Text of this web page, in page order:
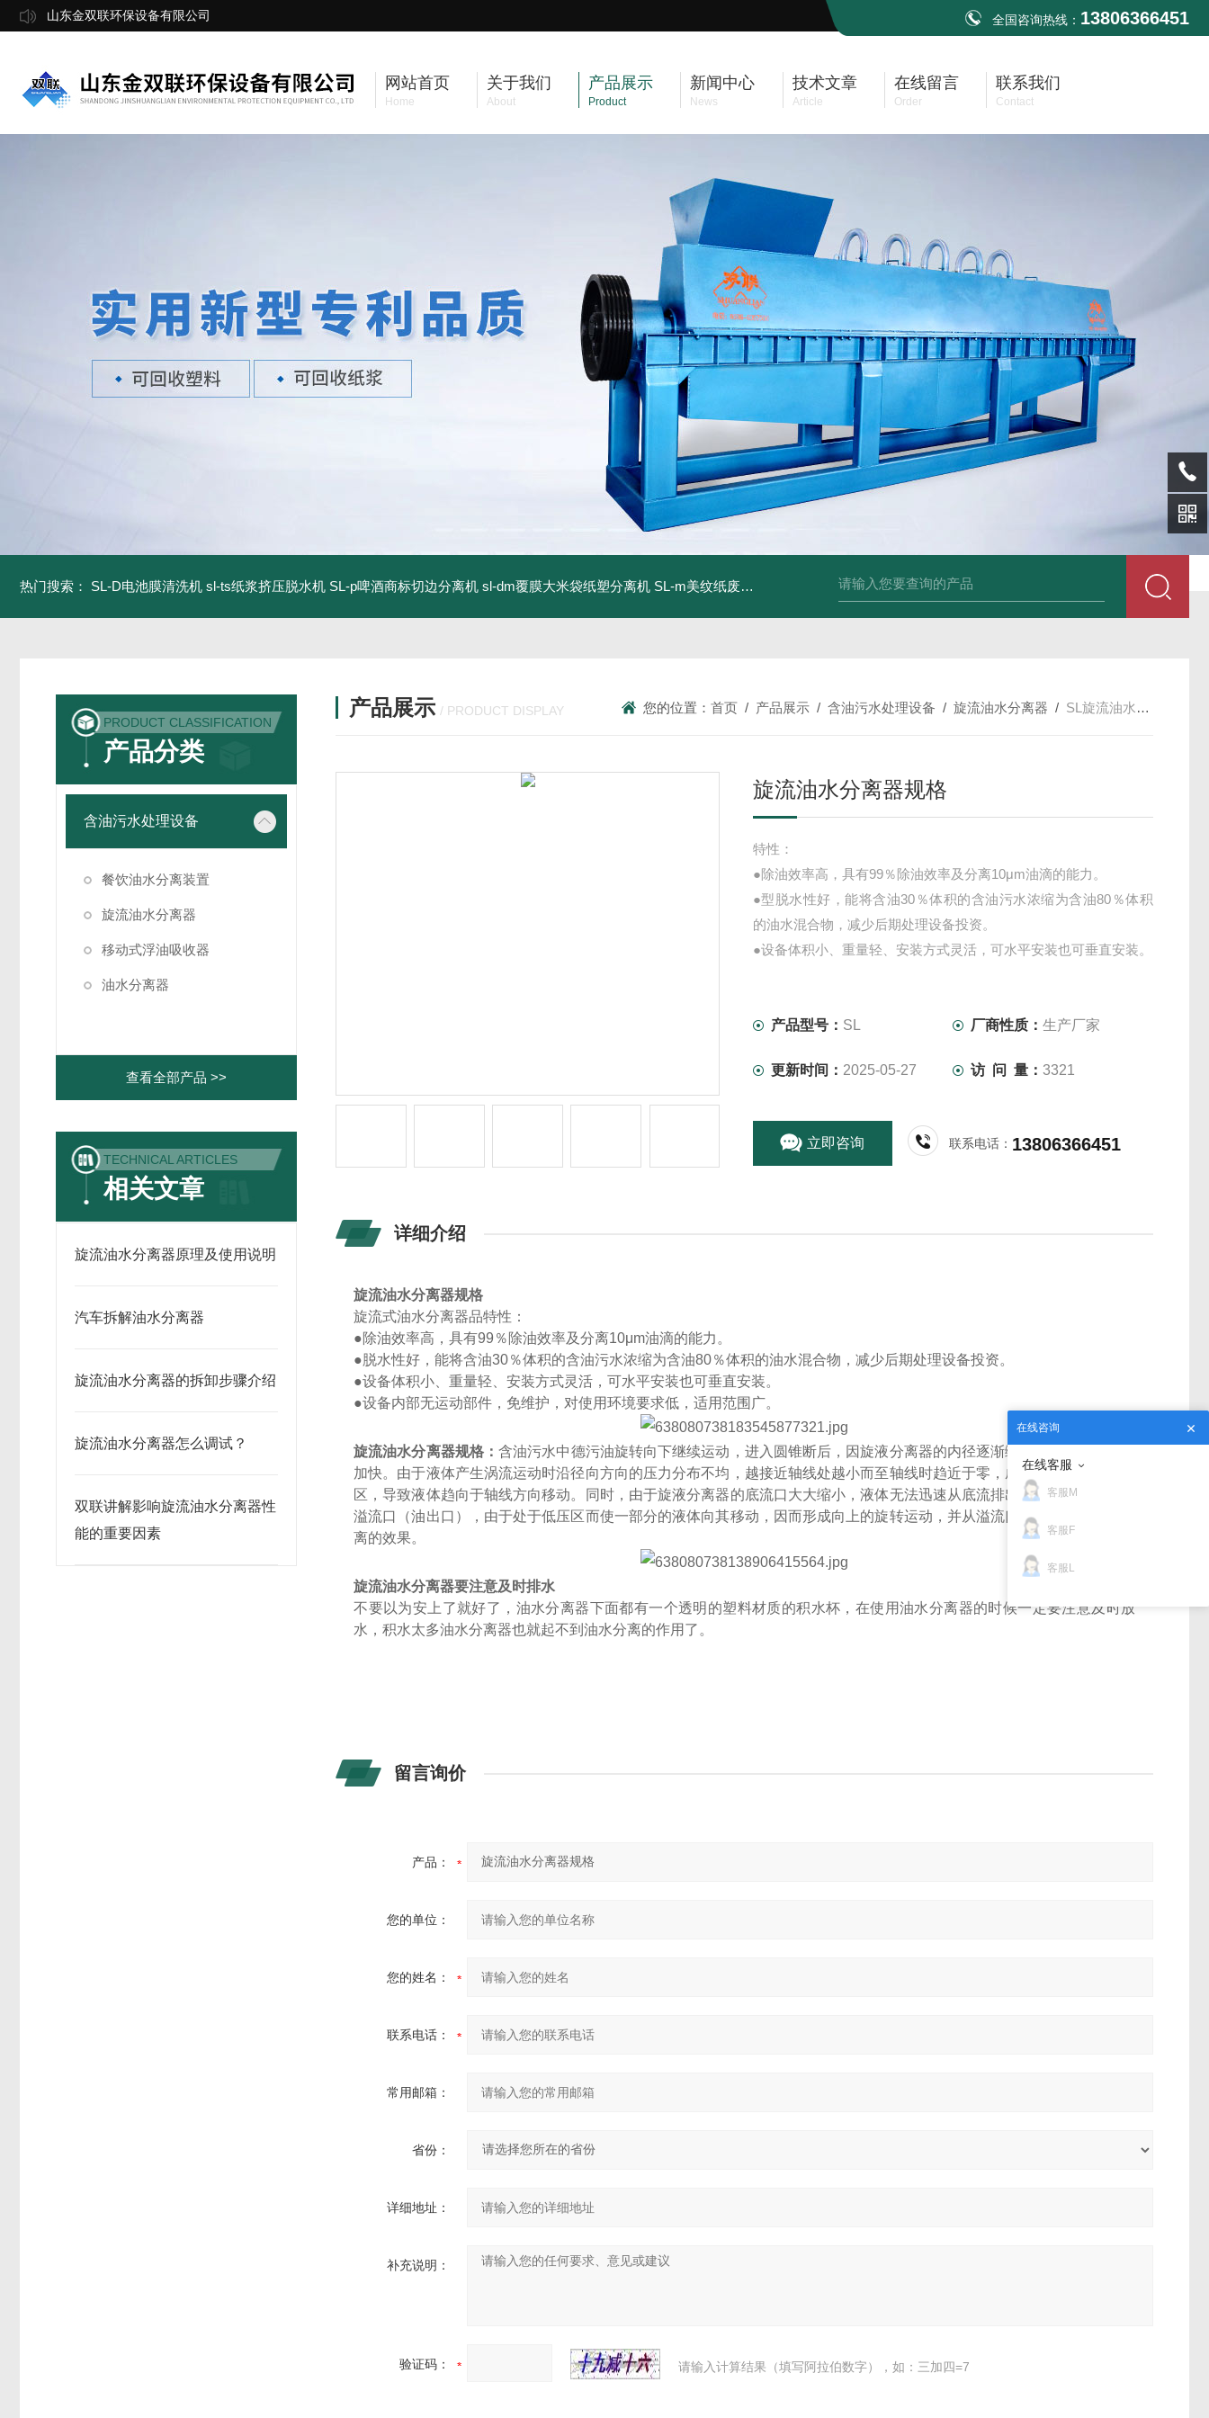
山东金双联环保设备有限公司 全国咨询热线： 13806366451
网站首页
Home
关于我们
About
产品展示
Product
新闻中心
News
技术文章
Article
在线留言
Order
联系我们
Contact
热门搜索： SL-D电池膜清洗机 sl-ts纸浆挤压脱水机 SL-p啤酒商标切边分离机 sl-dm覆膜大米袋纸塑分离机 SL-m美纹纸废料碎浆机 SL-p泡面盖纸塑分离机 sl-d镀铝膜分离清洗机 SL-wl转鼓式纸浆浓缩
PRODUCT CLASSIFICATION
产品分类
含油污水处理设备
餐饮油水分离装置
旋流油水分离器
移动式浮油吸收器
油水分离器
查看全部产品 >>
TECHNICAL ARTICLES
相关文章
旋流油水分离器原理及使用说明
汽车拆解油水分离器
旋流油水分离器的拆卸步骤介绍
旋流油水分离器怎么调试？
双联讲解影响旋流油水分离器性
能的重要因素
产品展示 / PRODUCT DISPLAY 您的位置：首页 / 产品展示 /含油污水处理设备 /旋流油水分离器 / SL旋流油水分离器规格
旋流油水分离器规格
特性：
●除油效率高，具有99％除油效率及分离10μm油滴的能力。
●型脱水性好，能将含油30％体积的含油污水浓缩为含油80％体积
的油水混合物，减少后期处理设备投资。
●设备体积小、重量轻、安装方式灵活，可水平安装也可垂直安装。
产品型号： SL 厂商性质：生产厂家
更新时间： 2025-05-27 访 问 量：3321
立即咨询 联系电话： 13806366451
详细介绍
旋流油水分离器规格
旋流式油水分离器品特性：
●除油效率高，具有99％除油效率及分离10μm油滴的能力。
●脱水性好，能将含油30％体积的含油污水浓缩为含油80％体积的油水混合物，减少后期处理设备投资。
●设备体积小、重量轻、安装方式灵活，可水平安装也可垂直安装。
●设备内部无运动部件，免维护，对使用环境要求低，适用范围广。
旋流油水分离器规格：含油污水中德污油旋转向下继续运动，进入圆锥断后，因旋液分离器的内径逐渐缩小，污油旋转速度
加快。由于液体产生涡流运动时沿径向方向的压力分布不均，越接近轴线处越小而至轴线时趋近于零，成为低压区甚至真空
区，导致液体趋向于轴线方向移动。同时，由于旋液分离器的底流口大大缩小，液体无法迅速从底流排出，而旋流腔顶盖的
溢流口（油出口），由于处于低压区而使一部分的液体向其移动，因而形成向上的旋转运动，并从溢流口排出，达到油水分
离的效果。
旋流油水分离器要注意及时排水
不要以为安上了就好了，油水分离器下面都有一个透明的塑料材质的积水杯，在使用油水分离器的时候一定要注意及时放
水，积水太多油水分离器也就起不到油水分离的作用了。
留言询价
产品：
您的单位：
您的姓名：
联系电话：
常用邮箱：
省份：
详细地址：
补充说明：
验证码： 请输入计算结果（填写阿拉伯数字），如：三加四=7
在线咨询
在线客服
客服M
客服F
客服L